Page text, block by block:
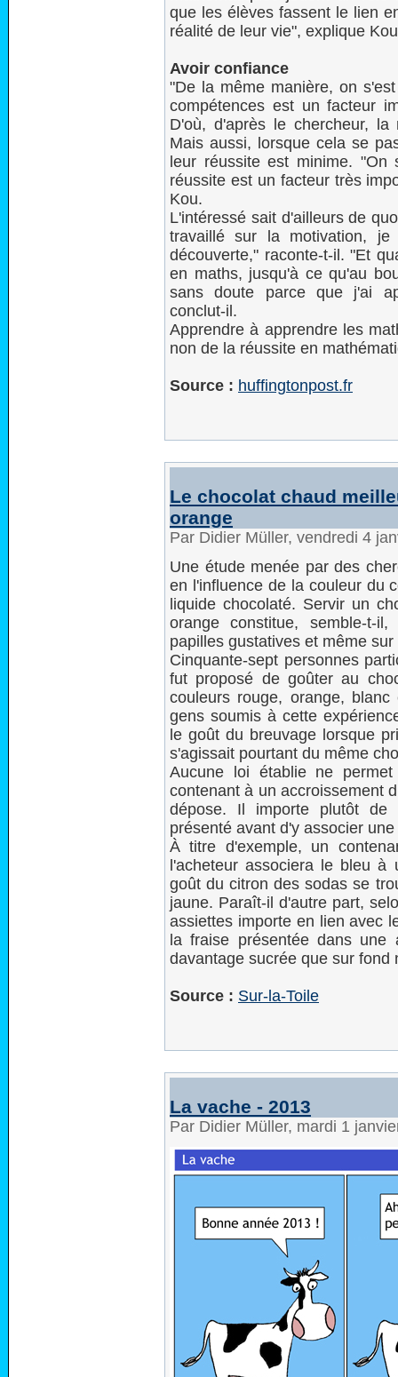
que les élèves fassent le lien
réalité de leur vie", explique
Avoir confiance
"De la même manière, on
compétences est un facteur
D'où, d'après le chercheur,
Mais aussi, lorsque cela se
leur réussite est minime.
réussite est un facteur très
Kou.
L'intéressé sait d'ailleurs de
travaillé sur la motivation,
découverte," raconte-t-il. "Et
en maths, jusqu'à ce qu'au
sans doute parce que j'ai
conclut-il.
Apprendre à apprendre les
non de la réussite en
Source : huffingtonpost.fr
Le chocolat chaud
orange
Par Didier Müller, vendredi 4
Une étude menée par des
en l'influence de la couleur du
liquide chocolaté. Servir un
orange constitue, semble-t-
papilles gustatives et même
Cinquante-sept personnes
fut proposé de goûter au
couleurs rouge, orange,
gens soumis à cette
le goût du breuvage lorsque
s'agissait pourtant du même
Aucune loi établie ne
contenant à un accroissement
dépose. Il importe plutôt de
présenté avant d'y associer
À titre d'exemple, un
l'acheteur associera le bleu
goût du citron des sodas se
jaune. Paraît-il d'autre part,
assiettes importe en lien avec
la fraise présentée dans une
davantage sucrée que sur fond
Source : Sur-la-Toile
La vache - 2013
Par Didier Müller, mardi 1